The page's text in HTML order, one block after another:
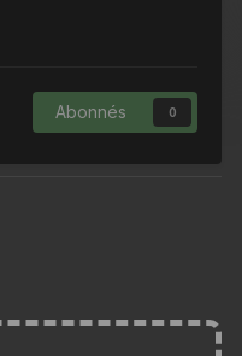
Abonnés 0